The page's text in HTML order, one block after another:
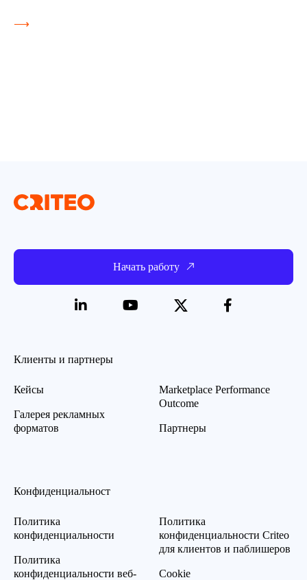
⟶
Начать работу
Клиенты и партнеры
Кейсы
Галерея рекламных
форматов
Marketplace Performance
Outcome
Партнеры
Конфиденциальност
Политика
конфиденциальности
Политика
конфиденциальности веб-
Политика
конфиденциальности Criteo
для клиентов и паблишеров
Cookie